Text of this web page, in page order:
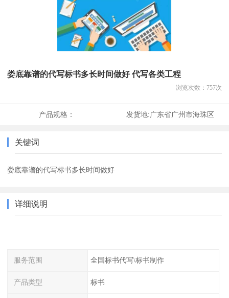
娄底靠谱的代写标书多长时间做好 代写各类工程
浏览次数： 757次
产品规格： 发货地:广东省广州市海珠区
关键词
娄底靠谱的代写标书多长时间做好
详细说明
服务范围 全国标书代写\标书制作
产品类型 标书